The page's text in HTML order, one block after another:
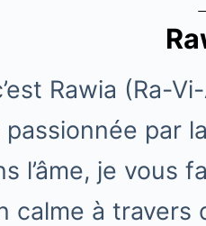
Rawia (Ra-
par
l’âme, je vous
calme à travers